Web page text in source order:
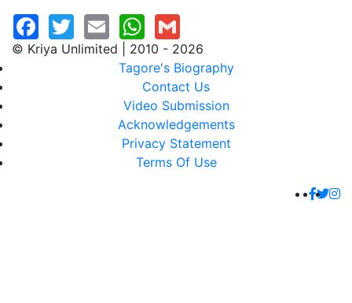
© Kriya Unlimited | 2010 - 2026
Tagore's Biography
Contact Us
Video Submission
Acknowledgements
Privacy Statement
Terms Of Use